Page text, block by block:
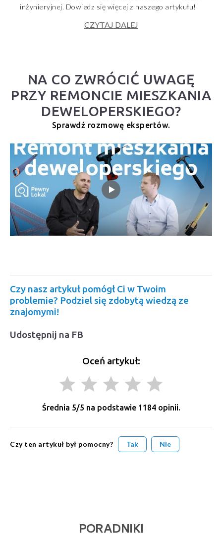
inżynieryjnej. Dowiedz się więcej z naszego artykułu!
CZYTAJ DALEJ
NA CO ZWRÓCIĆ UWAGĘ
PRZY REMONCIE MIESZKANIA
DEWELOPERSKIEGO?
Sprawdź rozmowę ekspertów.
Czy nasz artykuł pomógł Ci w Twoim
problemie? Podziel się zdobytą wiedzą ze
znajomymi!
Udostępnij na FB
Oceń artykuł:
grade grade grade grade grade
Średnia 5/5 na podstawie 1184opinii.
Czy ten artykuł był pomocny? Tak Nie
PORADNIKI